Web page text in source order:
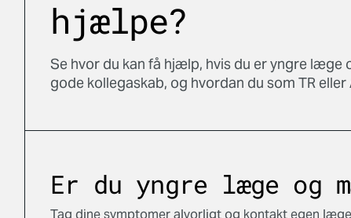
hjælpe?
Se hvor du kan få hjælp, hvis du er yngre
gode kollegaskab, og hvordan du som TR
Er du yngre læge og
Tag dine symptomer alvorligt og kontakt egen